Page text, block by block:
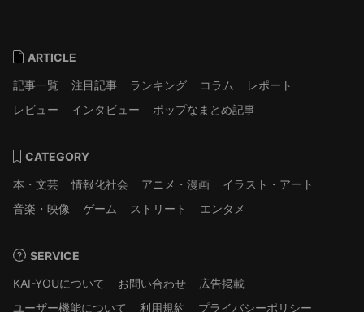
ARTICLE
記事一覧
注目記事 ランキング コラム
レポート
レビュー
インタビュー ポップなまとめ記事
CATEGORY
本・文芸
情報化社会 アニメ・漫画
イラスト・アート
音楽・映像
ゲーム ストリート エンタメ
SERVICE
KAI-YOUについて
お問い合わせ
広告掲載
ユーザー機能について
利用規約 プライバシーポリシー